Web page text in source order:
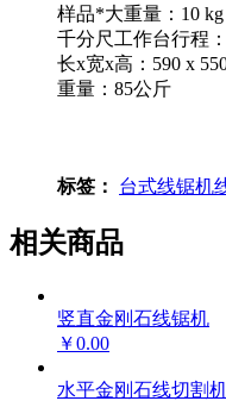
样品*大重量：10 kg
千分尺工作台行程
长x宽x高：590 x
重量：85公斤
标签： 台式线锯机
相关商品
竖直金刚石线锯机
￥0.00
水平金刚石线切割